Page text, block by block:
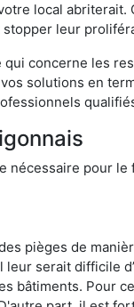
local abriterait.
leur
concerne les
solutions en
pour
pièges de
serait difficile
bâtiments. Pour